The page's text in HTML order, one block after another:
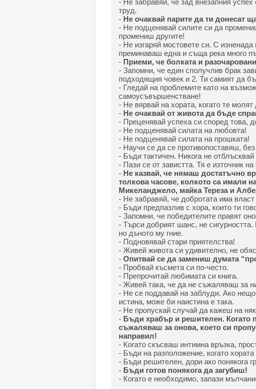
- Не забравяй, че зад внезапния успех
труд.
- Не очаквай парите да ти донесат
- Не подценявай силите си да
промениш другите!
- Не изгаряй мостовете си. С
преминаваш една и съща река много
- Приеми, че болката и
- Запомни, че един сполучлив брак
подходящия човек и 2. Ти самият да
- Гледай на проблемите като на
самоусъвършенстване!
- Не вярвай на хората, когато те
- Не очаквай от живота да бъде
- Преценявай успеха си според това,
- Не подценявай силата на любовта!
- Не подценявай силата на прошката!
- Научи се да се противопоставяш,
- Бъди тактичен. Никога не
- Пази се от завистта. Тя е източник
- Не казвай, че нямаш достатъчно
толкова часове, колкото са имали
Микеланджело, майка Тереза и
- Не забравяй, че добротата има власт
- Бъди предпазлив с хора, които ти
- Запомни, че победителите правят
- Търси добрият шанс, не
но дъното му гние.
- Подновявай стари приятелства!
- Живей живота си удивително, не
- Опитвай се да замениш думата
- Пробвай късмета си по-често.
- Препрочитай любимата си книга.
- Живей така, че да не съжаляваш за
- Не се поддавай на заблуди. Ако
истина, може би наистина е така.
- Не пропускай случай да кажеш на
- Бъди храбър и решителен. Когато
съжаляваш за онова, което си
направил!
- Когато скъсваш интимна връзка,
- Бъди на разположение, когато
- Бъди решителен, дори ако понякога
- Бъди готов понякога да загубиш!
- Когато е необходимо, запази